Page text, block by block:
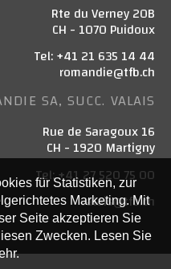
Rte du Verney 20B
CH - 1070 Puidoux
Tel: +41 21 635 14 44
romandie@tfb.ch
SA, SUCC. VALAIS
Rue de Saragoux 16
CH - 1920 Martigny
Tel: +41 27 520 75 00
valais@tfb.ch
für Statistiken, zur
Marketing. Mit
Seite akzeptieren Sie
Zwecken. Lesen Sie